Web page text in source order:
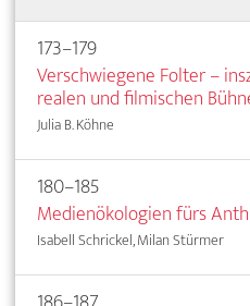
173–179
Verschwiegene Folter –
realen und filmischen
Julia B. Köhne
180–185
Medienökologien fürs
Isabell Schrickel, Milan Stürmer